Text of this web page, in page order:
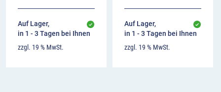
Auf Lager,
in 1 - 3 Tagen bei Ihnen
zzgl. 19 % MwSt.
Auf Lager,
in 1 - 3 Tagen bei Ihnen
zzgl. 19 % MwSt.